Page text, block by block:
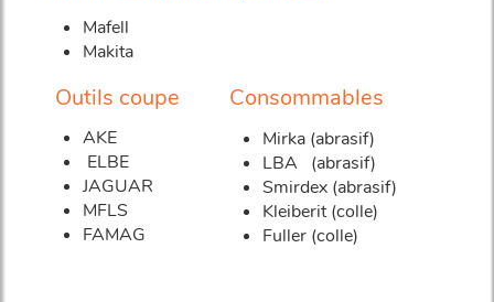
Mafell
Makita
Outils coupe
AKE
ELBE
JAGUAR
MFLS
FAMAG
Consommables
Mirka (abrasif)
LBA (abrasif)
Smirdex (abrasif)
Kleiberit (colle)
Fuller (colle)